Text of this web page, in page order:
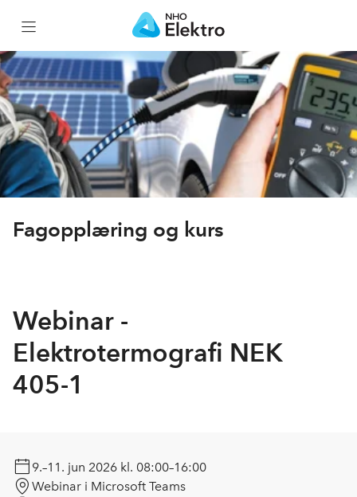
Fagopplæring og kurs
Hjem
Kursportefølje
Kurskalender
Nettkurs
Gratiskurs
Webinar -
Elektrotermografi NEK
405-1
9.–11. jun 2026 kl. 08:00–16:00
Webinar i Microsoft Teams